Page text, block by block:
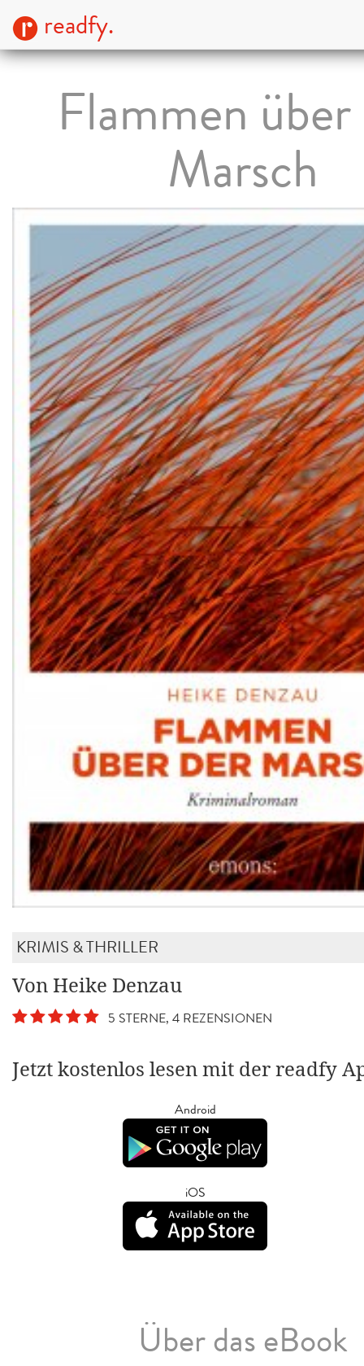
readfy.
Flammen
Marsch
KRIMIS & THRILLER
Von Heike Denzau
5 STERNE, 4 REZENSIONEN
Jetzt kostenlos lesen mit der readfy
Android
iOS
Über das eBook